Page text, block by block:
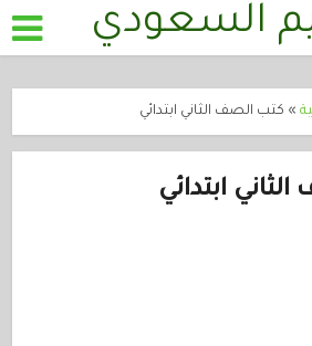
السعودي
» كتب الصف الثاني ابتدائي
ابتدائي